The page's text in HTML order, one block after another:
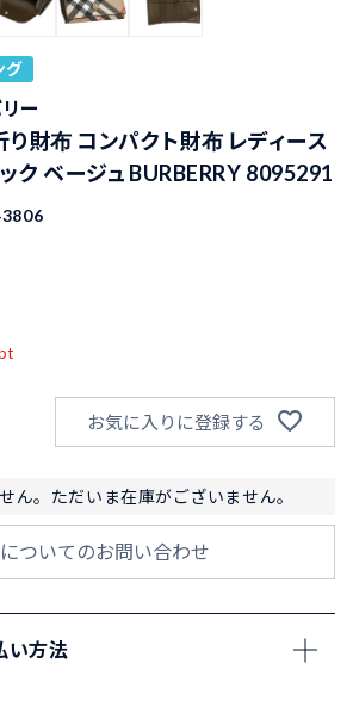
グ
ー
財布 コンパクト財布 レディース
ク ベージュ BURBERRY 8095291
お気に入りに登録する
ん。ただいま在庫がございません。
ついてのお問い合わせ
い方法